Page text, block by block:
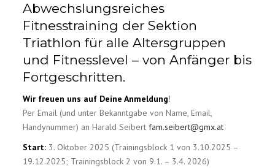
Abwechslungsreiches
Fitnesstraining der Sektion
Triathlon für alle Altersgruppen
und Fitnesslevel – von Anfänger bis
Fortgeschritten.
Wir freuen uns auf Deine Anmeldung!
Per Email (und unter Bekanntgabe von Name, Email,
Handynummer) an Harald Seibertfam.seibert@gmx.at
Start: 3. Oktober 2025 (Trainingsblock 1 von 3.10.2025 –
19.12.2025; Trainingsblock 2 von 9.1. – 3.4. 2026)